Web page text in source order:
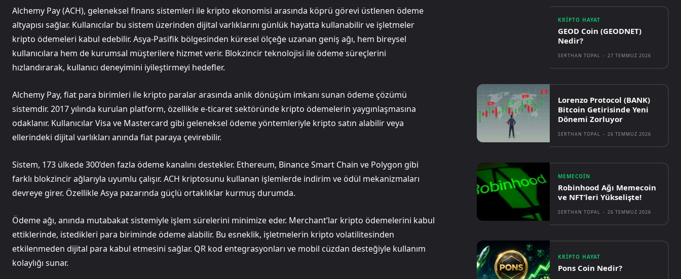
Alchemy Pay (ACH), geleneksel finans sistemleri ile kripto ekonomisi arasında köprü görevi üstlenen ödeme
altyapısı sağlar. Kullanıcılar bu sistem üzerinden dijital varlıklarını günlük hayatta kullanabilir ve işletmeler
kripto ödemeleri kabul edebilir. Asya-Pasifik bölgesinden küresel ölçeğe uzanan geniş ağı, hem bireysel
kullanıcılara hem de kurumsal müşterilere hizmet verir. Blokzincir teknolojisi ile ödeme süreçlerini
hızlandırarak, kullanıcı deneyimini iyileştirmeyi hedefler.
Alchemy Pay, fiat para birimleri ile kripto paralar arasında anlık dönüşüm imkanı sunan ödeme çözümü
sistemdir. 2017 yılında kurulan platform, özellikle e-ticaret sektöründe kripto ödemelerin yaygınlaşmasına
odaklanır. Kullanıcılar Visa ve Mastercard gibi geleneksel ödeme yöntemleriyle kripto satın alabilir veya
ellerindeki dijital varlıkları anında fiat paraya çevirebilir.
Sistem, 173 ülkede 300’den fazla ödeme kanalını destekler. Ethereum, Binance Smart Chain ve Polygon gibi
farklı blokzincir ağlarıyla uyumlu çalışır. ACH kriptosunu kullanan işlemlerde indirim ve ödül mekanizmaları
devreye girer. Özellikle Asya pazarında güçlü ortaklıklar kurmuş durumda.
Ödeme ağı, anında mutabakat sistemiyle işlem sürelerini minimize eder. Merchant’lar kripto ödemelerini kabul
ettiklerinde, istedikleri para biriminde ödeme alabilir. Bu esneklik, işletmelerin kripto volatilitesinden
etkilenmeden dijital para kabul etmesini sağlar. QR kod entegrasyonları ve mobil cüzdan desteğiyle kullanım
kolaylığı sunar.
KRIPTO HAYAT
GEOD Coin (GEODNET)
Nedir?
SERTHAN TOPAL - 27 TEMMUZ 2026
Lorenzo Protocol (BANK)
Bitcoin Getirisinde Yeni
Dönemi Zorluyor
SERTHAN TOPAL - 26 TEMMUZ 2026
MEMECOIN
Robinhood Ağı Memecoin
ve NFT’leri Yükselişte!
SERTHAN TOPAL - 26 TEMMUZ 2026
KRIPTO HAYAT
Pons Coin Nedir?